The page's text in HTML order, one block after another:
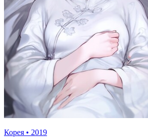
Корея • 2019